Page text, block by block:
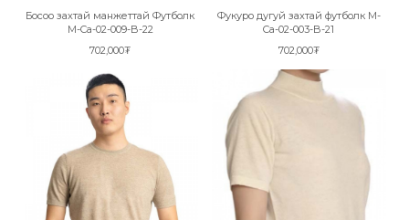
Босоо захтай манжеттай Футболк
M-Ca-02-009-B-22
702,000₮
Фукуро дугуй захтай футболк M-
Ca-02-003-B-21
702,000₮